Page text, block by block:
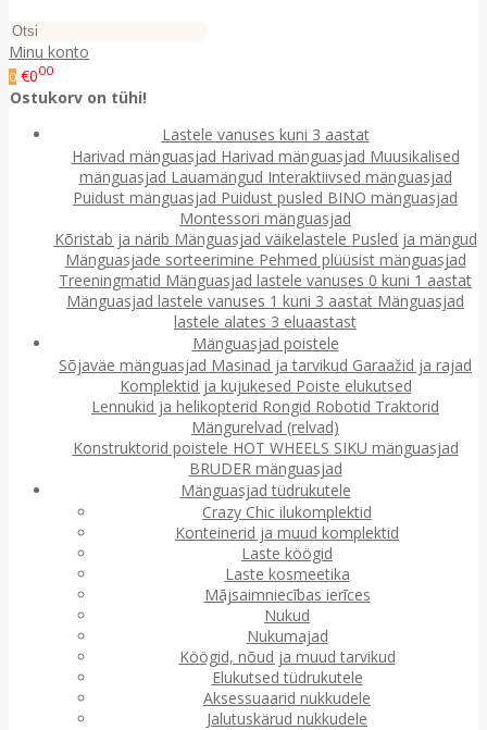
Minu konto
0 €000
Ostukorv on tühi!
Lastele vanuses kuni 3 aastat
Harivad mänguasjad Harivad mänguasjad Muusikalised
mänguasjad Lauamängud Interaktiivsed mänguasjad
Puidust mänguasjad Puidust pusled BINO mänguasjad
Montessori mänguasjad
Kõristab ja närib Mänguasjad väikelastele Pusled ja mängud
Mänguasjade sorteerimine Pehmed plüüsist mänguasjad
Treeningmatid Mänguasjad lastele vanuses 0 kuni 1 aastat
Mänguasjad lastele vanuses 1 kuni 3 aastat Mänguasjad
lastele alates 3 eluaastast
Mänguasjad poistele
Sõjaväe mänguasjad Masinad ja tarvikud Garaažid ja rajad
Komplektid ja kujukesed Poiste elukutsed
Lennukid ja helikopterid Rongid Robotid Traktorid
Mängurelvad (relvad)
Konstruktorid poistele HOT WHEELS SIKU mänguasjad
BRUDER mänguasjad
Mänguasjad tüdrukutele
Crazy Chic ilukomplektid
Konteinerid ja muud komplektid
Laste köögid
Laste kosmeetika
Mājsaimniecības ierīces
Nukud
Nukumajad
Köögid, nõud ja muud tarvikud
Elukutsed tüdrukutele
Aksessuaarid nukkudele
Jalutuskärud nukkudele